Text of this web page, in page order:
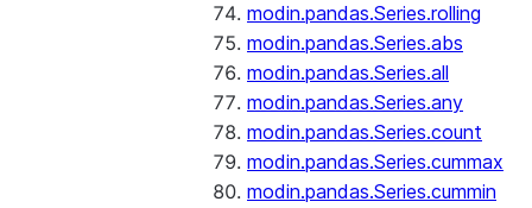
modin.pandas.Series.rolling
modin.pandas.Series.abs
modin.pandas.Series.all
modin.pandas.Series.any
modin.pandas.Series.count
modin.pandas.Series.cummax
modin.pandas.Series.cummin